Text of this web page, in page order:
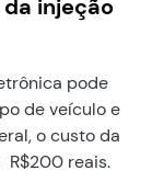
injeção
pode
de veículo e
o custo da
R$200 reais.